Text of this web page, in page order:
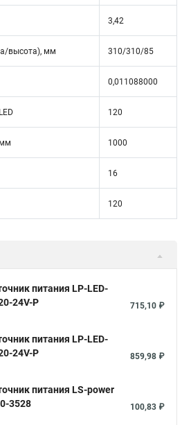
3,42
высота), мм 310/310/85
0,011088000
120
1000
16
120
питания LP-LED-
24V-P
715,10 ₽
питания LP-LED-
24V-P
859,98 ₽
питания LS-power
3528
100,83 ₽